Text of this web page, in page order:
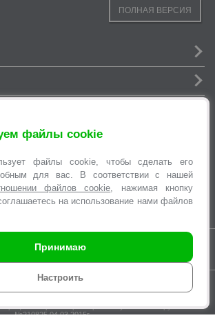
файлы cookie
файлы cookie, чтобы сделать его
для вас. В соответствии с нашей
файлов cookie, нажимая кнопку
на использование нами файлов
Настроить
Принимаю
ПОЛНАЯ ВЕРСИЯ
ЭЛЕКТРОСИЛА», интернет-магазин SILA.BY,
и Ко». Зарегистрировано Минским
№210825 04.03.2015г.